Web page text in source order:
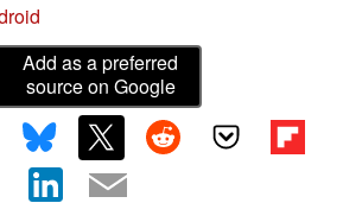
Add as a preferred
source on Google